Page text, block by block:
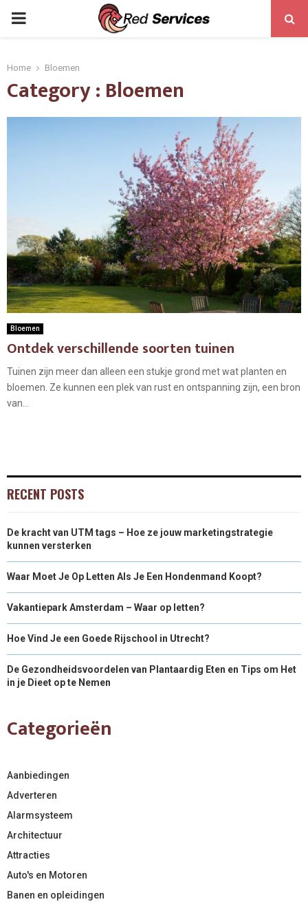
PRIMARY
Home Bloemen
Category : Bloemen
Bloemen
Ontdek verschillende soorten tuinen
Tuinen zijn meer dan alleen een stukje grond met wat planten en
bloemen. Ze kunnen een plek van rust en ontspanning zijn, een bron
van...
RECENT POSTS
De kracht van UTM tags – Hoe ze jouw marketingstrategie
kunnen versterken
Waar Moet Je Op Letten Als Je Een Hondenmand Koopt?
Vakantiepark Amsterdam – Waar op letten?
Hoe Vind Je een Goede Rijschool in Utrecht?
De Gezondheidsvoordelen van Plantaardig Eten en Tips om Het
in je Dieet op te Nemen
Categorieën
Aanbiedingen
Adverteren
Alarmsysteem
Architectuur
Attracties
Auto's en Motoren
Banen en opleidingen